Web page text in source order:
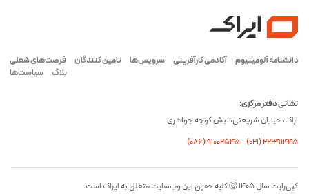
دانشنامه آلومینیوم آکادمی کارآفرینی سرویس‌ها تامین کنندگان
فرصت‌های شغلی
بلاگ
سیاست‌ها
نشانی دفتر مرکزی:
اراک، خیابان شریعتی، نبش کوچه جواهری
(۰۸۶) ۹۱۰۰۲۵۴۵-(۰21) 22391445
کپی‌رایت سال ۱۴۰۵ Ⓒ کلیه حقوق این وب‌سایت متعلق به ایراک است.